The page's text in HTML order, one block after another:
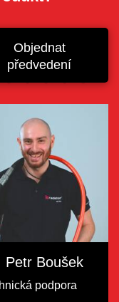
Objednat
předvedení
Petr Boušek
podpora